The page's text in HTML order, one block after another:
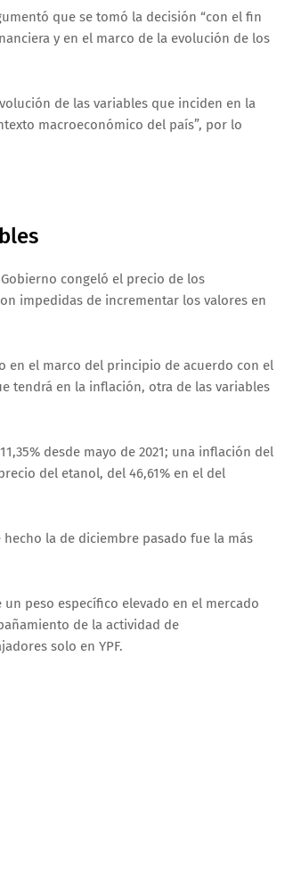
que se tomó la decisión “con el fin
y en el marco de la evolución de los
de las variables que inciden en la
macroeconómico del país”, por lo
congeló el precio de los
impedidas de incrementar los valores en
en el marco del principio de acuerdo con el
tendrá en la inflación, otra de las variables
desde mayo de 2021; una inflación del
del etanol, del 46,61% en el del
la de diciembre pasado fue la más
peso específico elevado en el mercado
de la actividad de
solo en YPF.